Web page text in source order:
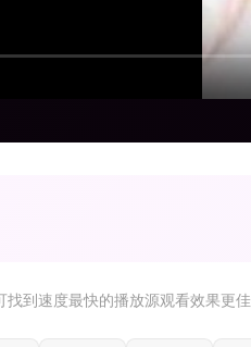
找到速度最快的播放源观看效果更佳